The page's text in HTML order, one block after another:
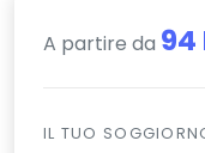
A partire da 94
IL TUO